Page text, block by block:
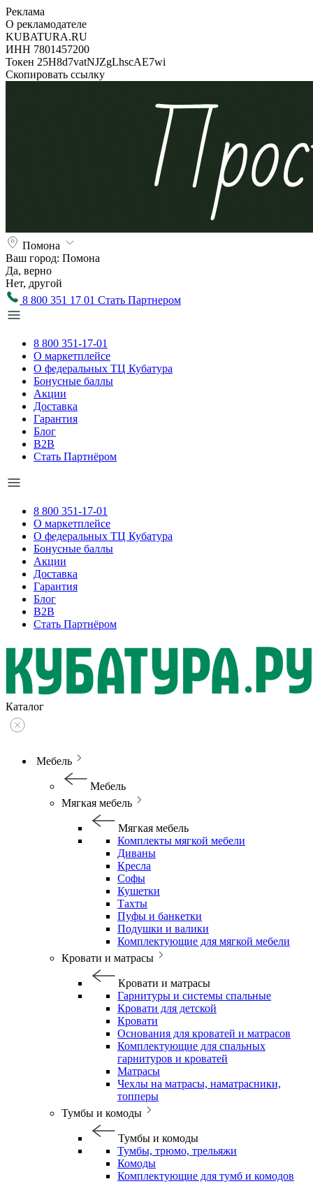
Реклама
О рекламодателе
KUBATURA.RU
ИНН 7801457200
Токен 25H8d7vatNJZgLhscAE7wi
Скопировать ссылку
Помона
Ваш город: Помона
Да, верно
Нет, другой
8 800 351 17 01 Стать Партнером
8 800 351-17-01
О маркетплейсе
О федеральных ТЦ Кубатура
Бонусные баллы
Акции
Доставка
Гарантия
Блог
B2B
Стать Партнёром
8 800 351-17-01
О маркетплейсе
О федеральных ТЦ Кубатура
Бонусные баллы
Акции
Доставка
Гарантия
Блог
B2B
Стать Партнёром
Каталог
Мебель
Мебель
Мягкая мебель
Мягкая мебель
Комплекты мягкой мебели
Диваны
Кресла
Софы
Кушетки
Тахты
Пуфы и банкетки
Подушки и валики
Комплектующие для мягкой мебели
Кровати и матрасы
Кровати и матрасы
Гарнитуры и системы спальные
Кровати для детской
Кровати
Основания для кроватей и матрасов
Комплектующие для спальных
гарнитуров и кроватей
Матрасы
Чехлы на матрасы, наматрасники,
топперы
Тумбы и комоды
Тумбы и комоды
Тумбы, трюмо, трельяжи
Комоды
Комплектующие для тумб и комодов